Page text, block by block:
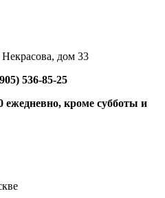
дом 33
536-85-25
ежедневно, кроме субботы и